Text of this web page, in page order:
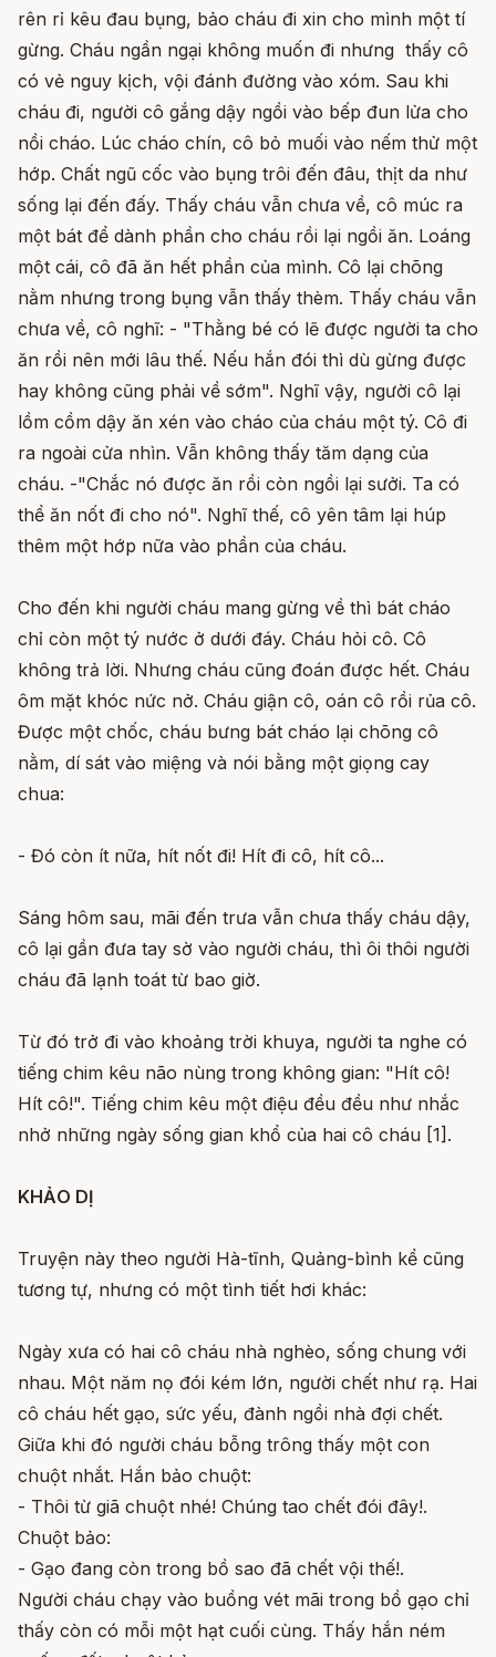
rên rỉ kêu đau bụng, bảo cháu đi xin cho mình một tí
gừng. Cháu ngần ngại không muốn đi nhưng thấy cô
có vẻ nguy kịch, vội đánh đường vào xóm. Sau khi
cháu đi, người cô gắng dậy ngồi vào bếp đun lửa cho
nồi cháo. Lúc cháo chín, cô bỏ muối vào nếm thử một
hớp. Chất ngũ cốc vào bụng trôi đến đâu, thịt da như
sống lại đến đấy. Thấy cháu vẫn chưa về, cô múc ra
một bát để dành phần cho cháu rồi lại ngồi ăn. Loáng
một cái, cô đã ăn hết phần của mình. Cô lại chõng
nằm nhưng trong bụng vẫn thấy thèm. Thấy cháu vẫn
chưa về, cô nghĩ: - "Thằng bé có lẽ được người ta cho
ăn rồi nên mới lâu thế. Nếu hắn đói thì dù gừng được
hay không cũng phải về sớm". Nghĩ vậy, người cô lại
lồm cồm dậy ăn xén vào cháo của cháu một tý. Cô đi
ra ngoài cửa nhìn. Vẫn không thấy tăm dạng của
cháu. -"Chắc nó được ăn rồi còn ngồi lại sưởi. Ta có
thể ăn nốt đi cho nó". Nghĩ thế, cô yên tâm lại húp
thêm một hớp nữa vào phần của cháu.
Cho đến khi người cháu mang gừng về thì bát cháo
chỉ còn một tý nước ở dưới đáy. Cháu hỏi cô. Cô
không trả lời. Nhưng cháu cũng đoán được hết. Cháu
ôm mặt khóc nức nở. Cháu giận cô, oán cô rồi rủa cô.
Được một chốc, cháu bưng bát cháo lại chõng cô
nằm, dí sát vào miệng và nói bằng một giọng cay
chua:
- Đó còn ít nữa, hít nốt đi! Hít đi cô, hít cô...
Sáng hôm sau, mãi đến trưa vẫn chưa thấy cháu dậy,
cô lại gần đưa tay sờ vào người cháu, thì ôi thôi người
cháu đã lạnh toát từ bao giờ.
Từ đó trở đi vào khoảng trời khuya, người ta nghe có
tiếng chim kêu não nùng trong không gian: "Hít cô!
Hít cô!". Tiếng chim kêu một điệu đều đều như nhắc
nhở những ngày sống gian khổ của hai cô cháu [1].
KHẢO DỊ
Truyện này theo người Hà-tĩnh, Quảng-bình kể cũng
tương tự, nhưng có một tình tiết hơi khác:
Ngày xưa có hai cô cháu nhà nghèo, sống chung với
nhau. Một năm nọ đói kém lớn, người chết như rạ. Hai
cô cháu hết gạo, sức yếu, đành ngồi nhà đợi chết.
Giữa khi đó người cháu bỗng trông thấy một con
chuột nhắt. Hắn bảo chuột:
- Thôi từ giã chuột nhé! Chúng tao chết đói đây!.
Chuột bảo:
- Gạo đang còn trong bồ sao đã chết vội thế!.
Người cháu chạy vào buồng vét mãi trong bồ gạo chỉ
thấy còn có mỗi một hạt cuối cùng. Thấy hắn ném